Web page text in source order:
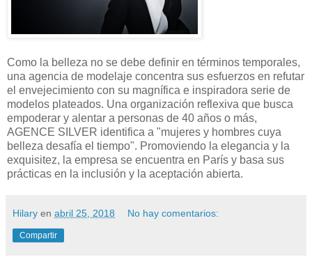
Como la belleza no se debe definir en términos temporales,
una agencia de modelaje concentra sus esfuerzos en refutar
el envejecimiento con su magnífica e inspiradora serie de
modelos plateados. Una organización reflexiva que busca
empoderar y alentar a personas de 40 años o más,
AGENCE SILVER identifica a "mujeres y hombres cuya
belleza desafía el tiempo". Promoviendo la elegancia y la
exquisitez, la empresa se encuentra en París y basa sus
prácticas en la inclusión y la aceptación abierta.
Hilary en abril 25, 2018 No hay comentarios:
Compartir